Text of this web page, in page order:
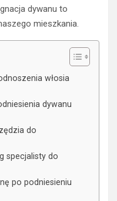
dywanu to
mieszkania.
włosia
dywanu
do
specjalisty do
po podniesieniu